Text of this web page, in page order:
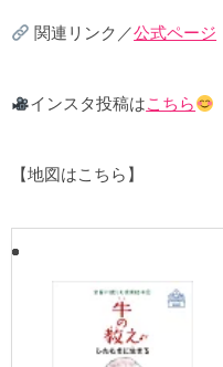
関連リンク／公式ページ
インスタ投稿はこちら
【地図はこちら】